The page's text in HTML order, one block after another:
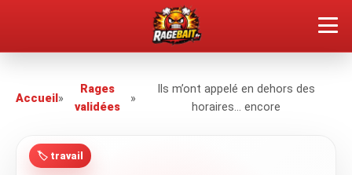
SOUMETTRE SA RAGE
ÇA FAIT RÉAGIR
Accueil »
Rages
validées
»
Ils m’ont appelé en dehors des
horaires… encore
🏷️ travail